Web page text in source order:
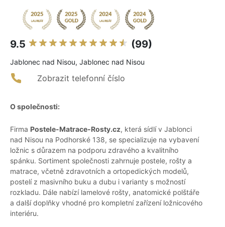
9.5 (99)
Jablonec nad Nisou, Jablonec nad Nisou
Zobrazit telefonní číslo
O společnosti:
Firma Postele-Matrace-Rosty.cz, která sídlí v Jablonci
nad Nisou na Podhorské 138, se specializuje na vybavení
ložnic s důrazem na podporu zdravého a kvalitního
spánku. Sortiment společnosti zahrnuje postele, rošty a
matrace, včetně zdravotních a ortopedických modelů,
postelí z masivního buku a dubu i varianty s možností
rozkladu. Dále nabízí lamelové rošty, anatomické polštáře
a další doplňky vhodné pro kompletní zařízení ložnicového
interiéru.